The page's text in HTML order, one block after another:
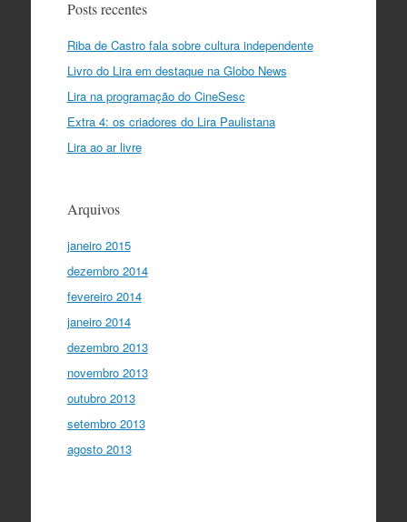
Posts recentes
Riba de Castro fala sobre cultura independente
Livro do Lira em destaque na Globo News
Lira na programação do CineSesc
Extra 4: os criadores do Lira Paulistana
Lira ao ar livre
Arquivos
janeiro 2015
dezembro 2014
fevereiro 2014
janeiro 2014
dezembro 2013
novembro 2013
outubro 2013
setembro 2013
agosto 2013